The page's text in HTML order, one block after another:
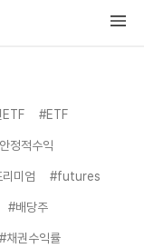
ETF #ETF
정적수익
미엄 #futures
#배당주
#채권수익률